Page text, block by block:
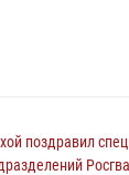
поздравил